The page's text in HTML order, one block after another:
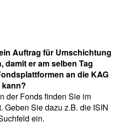
Auftrag für Umschichtung
damit er am selben Tag
an die KAG
kann?
der Fonds finden Sie im
Geben Sie dazu z.B. die ISIN
ein.